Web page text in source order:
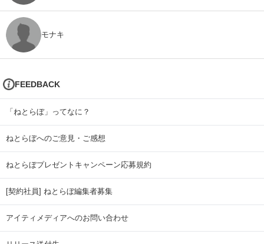
モナキ
FEEDBACK
「ねとらぼ」ってなに？
ねとらぼへのご意見・ご感想
ねとらぼプレゼントキャンペーン応募規約
[契約社員] ねとらぼ編集者募集
アイティメディアへのお問い合わせ